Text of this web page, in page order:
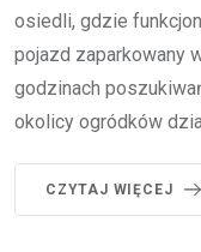
osiedli, gdzie
pojazd zaparkowany
godzinach
okolicy ogródków
CZYTAJ WIĘCEJ